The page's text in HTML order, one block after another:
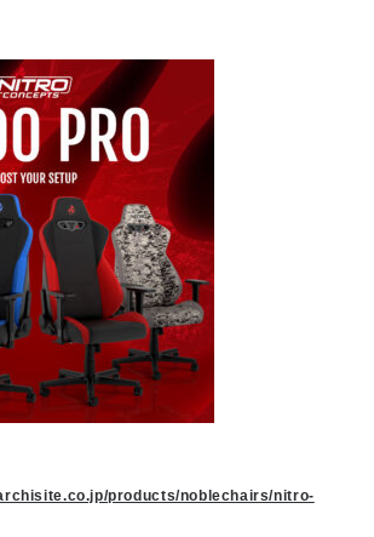
products/noblechairs/nitro-